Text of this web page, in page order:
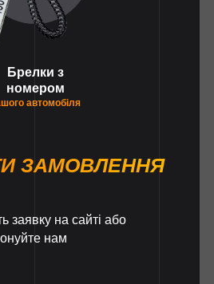
Брелки з
номером
автомобіля
ЗАМОВЛЕННЯ
заявку на сайті або
нам